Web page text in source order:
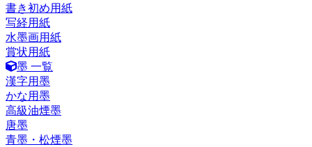
書き初め用紙
写経用紙
水墨画用紙
賞状用紙
墨 一覧
漢字用墨
かな用墨
高級油煙墨
唐墨
青墨・松煙墨